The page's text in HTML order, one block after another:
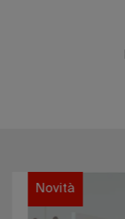
Framework
Novità